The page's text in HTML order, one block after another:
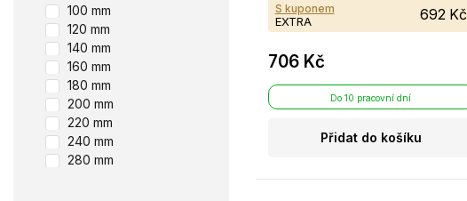
S kuponem
EXTRA 692 Kč
706 Kč
Do 10 pracovní dní
Přidat do košíku
100 mm
120 mm
140 mm
160 mm
180 mm
200 mm
220 mm
240 mm
280 mm